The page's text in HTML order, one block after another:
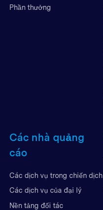
Phần thưởng
Các nhà quảng
cáo
Các dịch vụ trong chiến dịch
Các dịch vụ của đại lý
Nền tảng đối tác